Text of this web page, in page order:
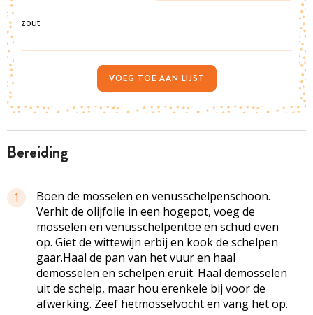
bereiding
1
Boen de mosselen en venusschelpenschoon.
Verhit de olijfolie in een hogepot, voeg de
mosselen en venusschelpentoe en schud even
op. Giet de wittewijn erbij en kook de schelpen
gaar.Haal de pan van het vuur en haal
demosselen en schelpen eruit. Haal demosselen
uit de schelp, maar hou erenkele bij voor de
afwerking. Zeef hetmosselvocht en vang het op.
zout
VOEG TOE AAN LIJST